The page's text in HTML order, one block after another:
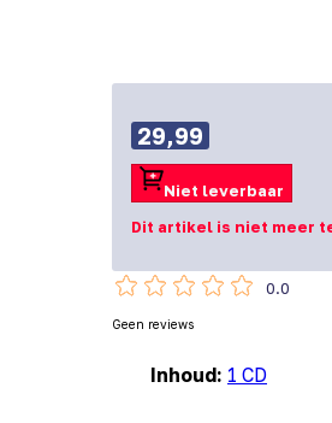
Inhoud: 1 CD
29,99
Niet leverbaar
Dit artikel is niet meer
0.0
Geen reviews